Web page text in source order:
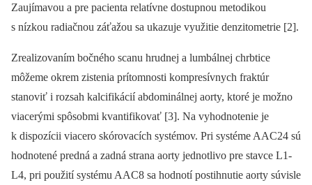
Zaujímavou a pre pacienta relatívne dostupnou metodikou
s nízkou radiačnou záťažou sa ukazuje využitie denzitometrie [2].
Zrealizovaním bočného scanu hrudnej a lumbálnej chrbtice
môžeme okrem zistenia prítomnosti kompresívnych fraktúr
stanoviť i rozsah kalcifikácií abdominálnej aorty, ktoré je možno
viacerými spôsobmi kvantifikovať [3]. Na vyhodnotenie je
k dispozícii viacero skórovacích systémov. Pri systéme AAC24 sú
hodnotené predná a zadná strana aorty jednotlivo pre stavce L1-
L4, pri použití systému AAC8 sa hodnotí postihnutie aorty súvisle